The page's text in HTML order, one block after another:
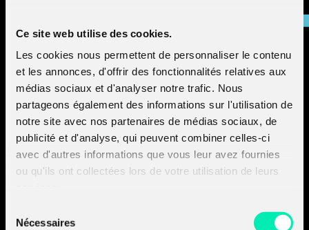
Ce site web utilise des cookies.
Les cookies nous permettent de personnaliser le contenu
et les annonces, d'offrir des fonctionnalités relatives aux
médias sociaux et d'analyser notre trafic. Nous
partageons également des informations sur l'utilisation de
notre site avec nos partenaires de médias sociaux, de
publicité et d'analyse, qui peuvent combiner celles-ci
avec d'autres informations que vous leur avez fournies
ou qu'ils ont collectées lors de votre utilisation de leurs
Nécessaires